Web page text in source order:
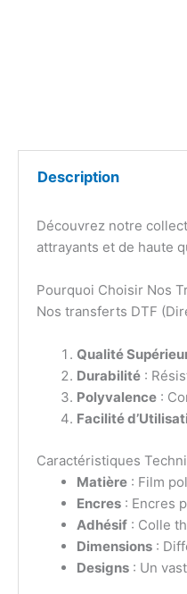
Description
Découvrez notre
attrayants et de haute
Pourquoi Choisir Nos
Nos transferts DTF
Qualité
Durabilité:
Polyvalence:
Facilité
Caractéristiques
Matière: Film
Encres: Encres
Adhésif: Colle
Dimensions:
Designs: Un